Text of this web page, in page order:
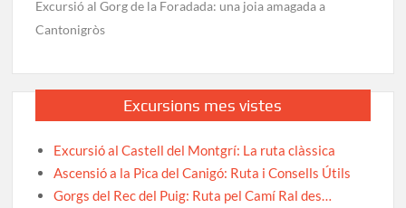
Excursió al Gorg de la Foradada: una joia amagada a
Cantonigròs
Excursions mes vistes
Excursió al Castell del Montgrí: La ruta clàssica
Ascensió a la Pica del Canigó: Ruta i Consells Útils
Gorgs del Rec del Puig: Ruta pel Camí Ral des…